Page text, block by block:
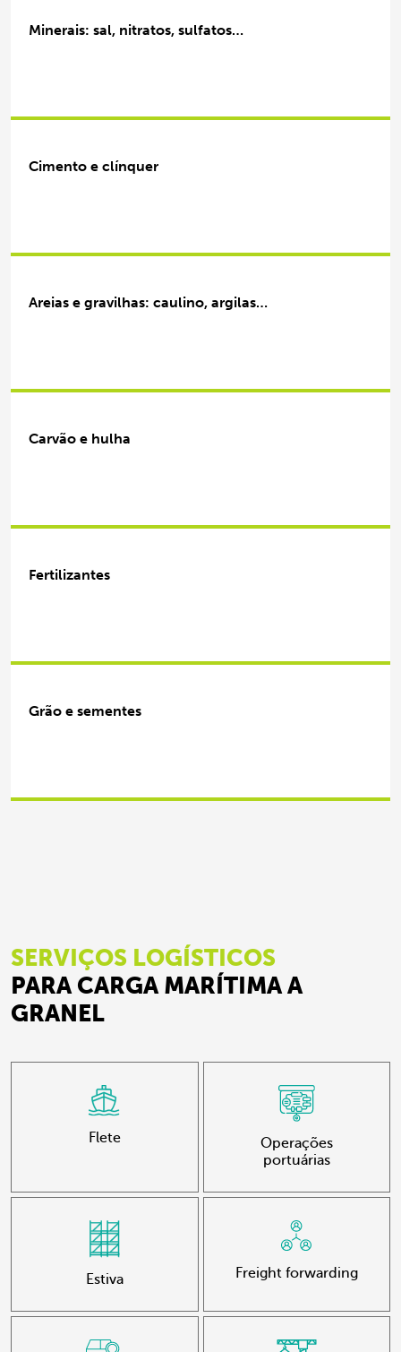
Minerais: sal, nitratos, sulfatos…
Cimento e clínquer
Areias e gravilhas: caulino, argilas…
Carvão e hulha
Fertilizantes
Grão e sementes
SERVIÇOS LOGÍSTICOS
PARA CARGA MARÍTIMA A
GRANEL
Flete
Operações
portuárias
Estiva Freight forwarding